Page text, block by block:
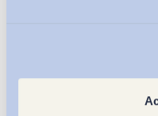
ADAPT-CQIA, Università
@Alfonso_Balsamo